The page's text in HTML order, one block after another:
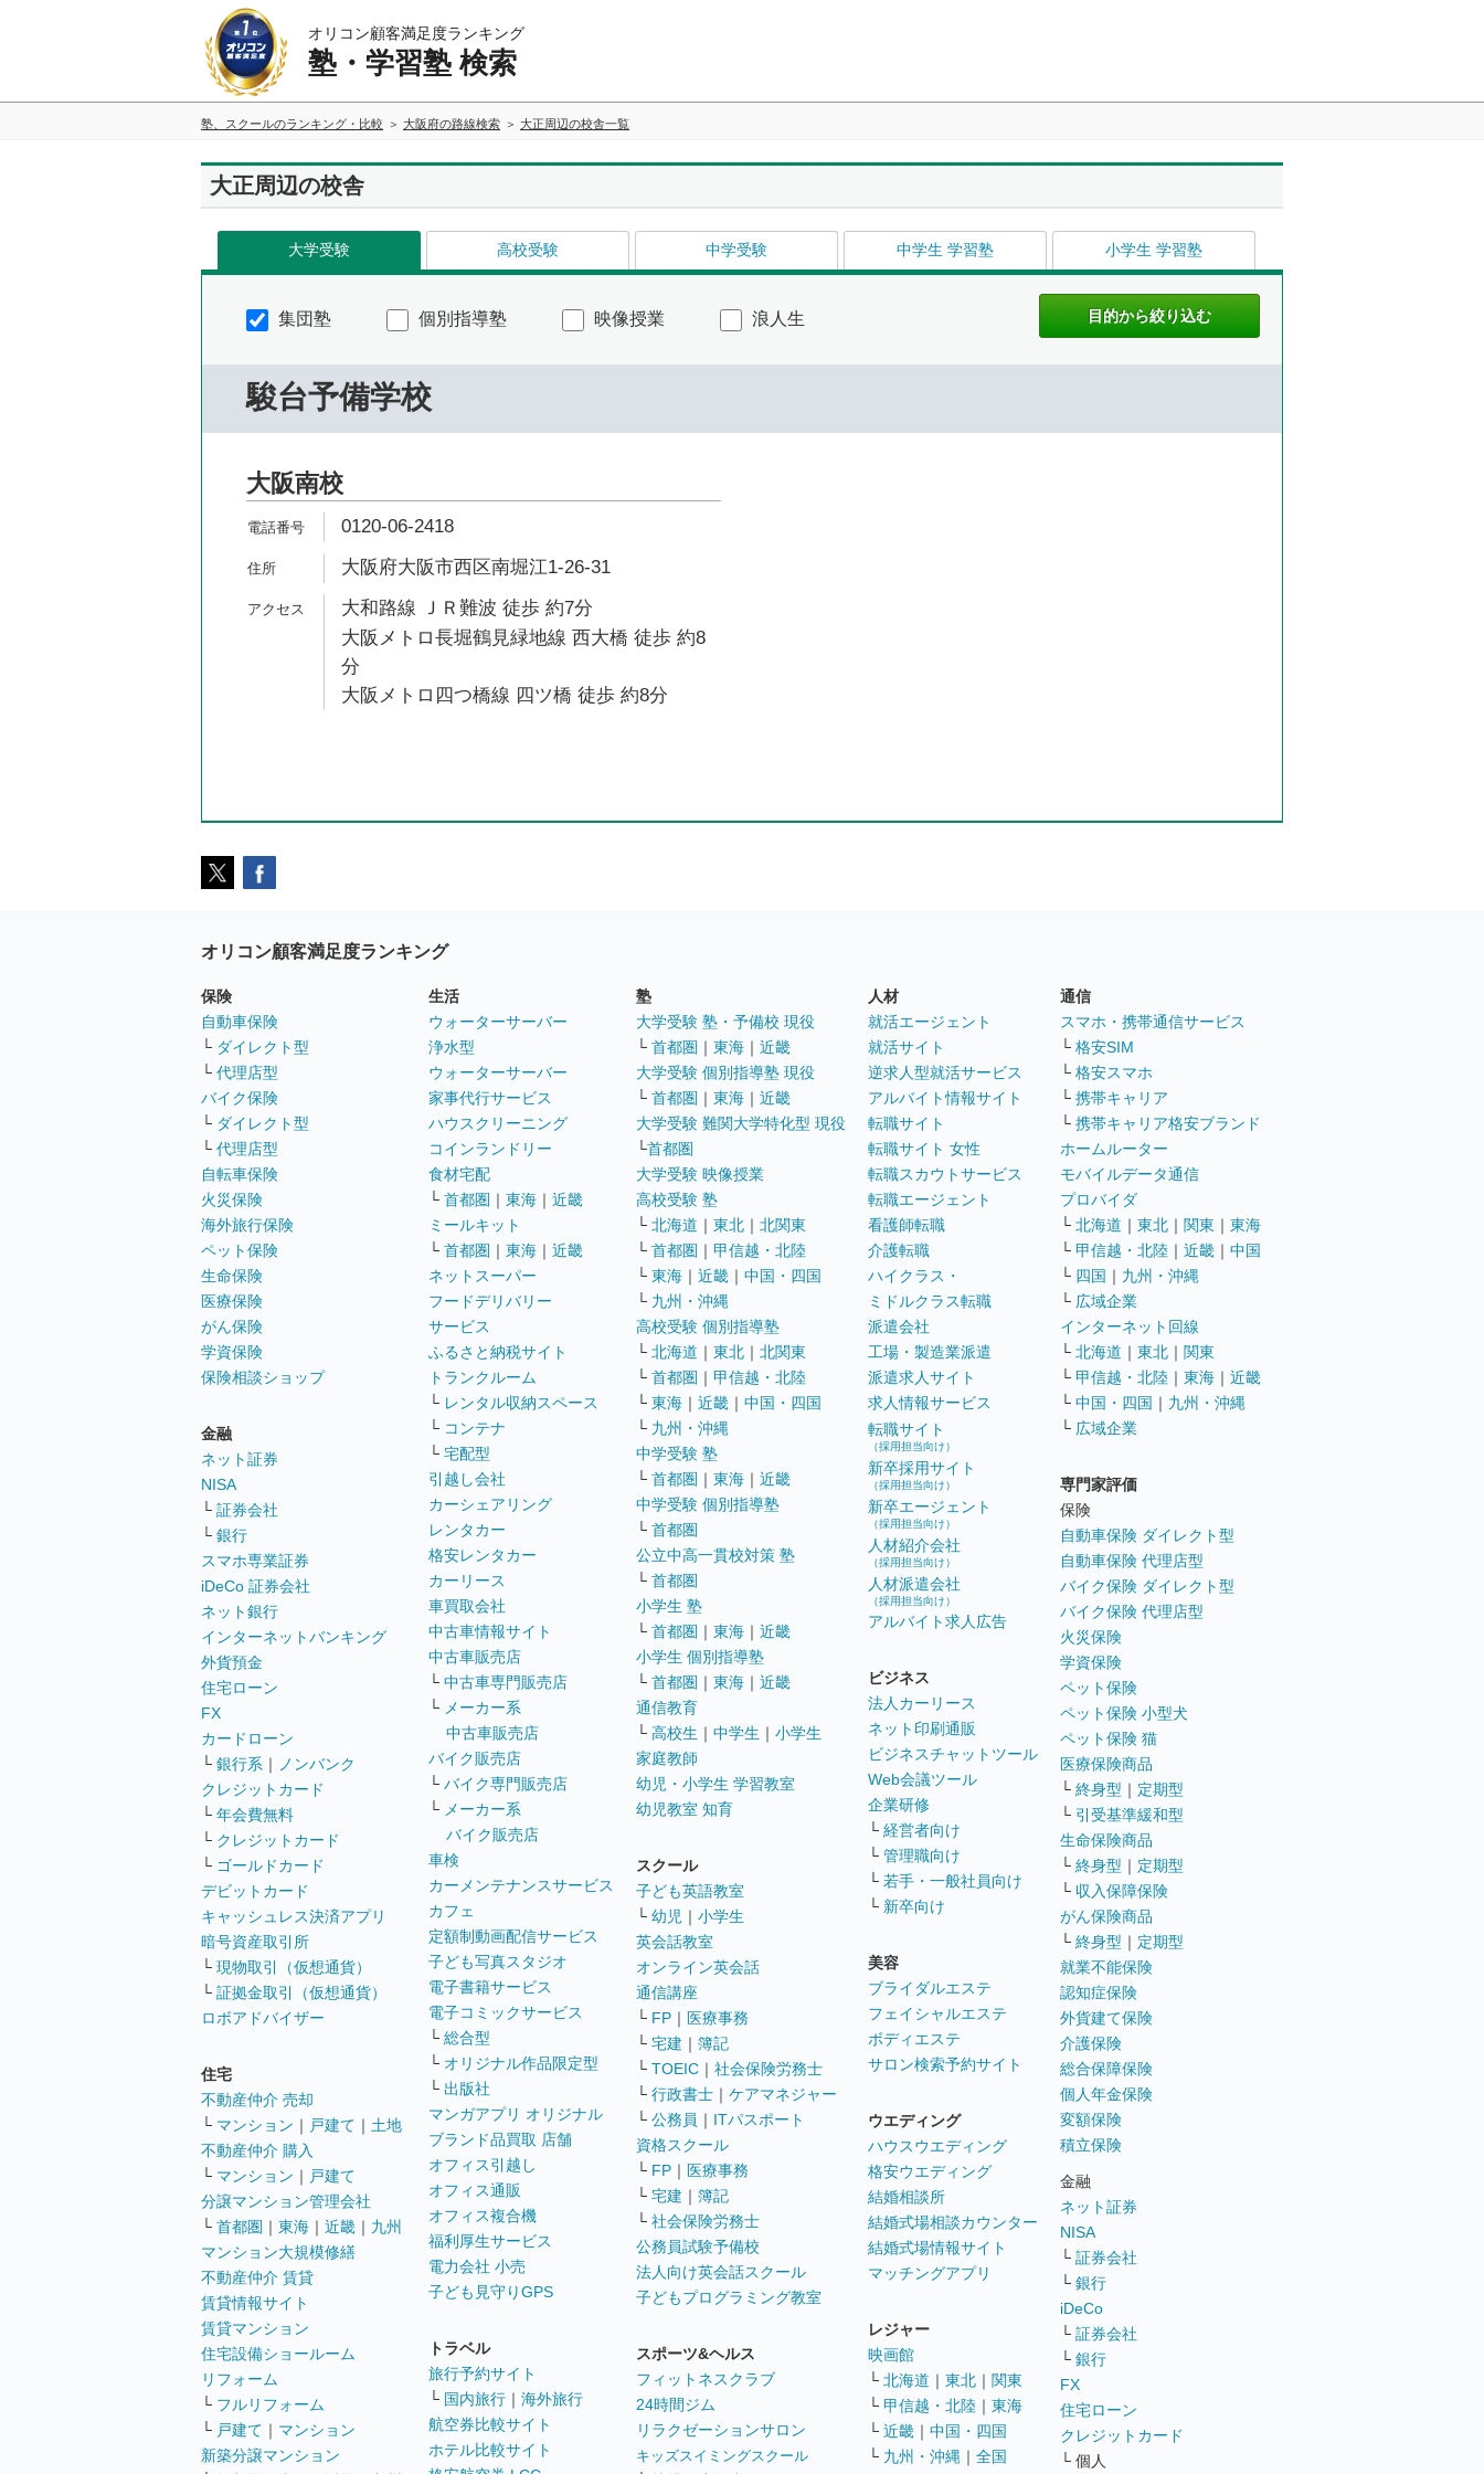
オリコン顧客満足度ランキング
塾・学習塾 検索
塾、スクールのランキング・比較 大阪府の路線検索 大正周辺の校舎一覧
大正周辺の校舎
大学受験 高校受験 中学受験 中学生 学習塾 小学生 学習塾
集団塾 個別指導塾 映像授業 浪人生
駿台予備学校
大阪南校
0120-06-2418
大阪府大阪市西区南堀江1-26-31
大和路線 ＪＲ難波 徒歩 約7分
大阪メトロ長堀鶴見緑地線 西大橋 徒歩 約8
分
大阪メトロ四つ橋線 四ツ橋 徒歩 約8分
オリコン顧客満足度ランキング
保険
自動車保険
└ ダイレクト型
└ 代理店型
バイク保険
└ ダイレクト型
└ 代理店型
自転車保険
火災保険
海外旅行保険
ペット保険
生命保険
医療保険
がん保険
学資保険
保険相談ショップ
金融
ネット証券
NISA
└ 証券会社
└ 銀行
スマホ専業証券
iDeCo 証券会社
ネット銀行
インターネットバンキング
外貨預金
住宅ローン
FX
カードローン
└ 銀行系 ｜
ノンバンク
クレジットカード
└ 年会費無料
└ クレジットカード
└ ゴールドカード
デビットカード
キャッシュレス決済アプリ
暗号資産取引所
└ 現物取引（仮想通貨）
└ 証拠金取引（仮想通貨）
ロボアドバイザー
住宅
不動産仲介 売却
└ マンション ｜ 戸建て ｜ 土地
不動産仲介 購入
└ マンション ｜ 戸建て
分譲マンション管理会社
└ 首都圏 ｜ 東海 ｜ 近畿 ｜ 九州
マンション大規模修繕
不動産仲介 賃貸
賃貸情報サイト
賃貸マンション
住宅設備ショールーム
リフォーム
└ フルリフォーム
└ 戸建て ｜ マンション
新築分譲マンション
生活
ウォーターサーバー
浄水型
ウォーターサーバー
家事代行サービス
ハウスクリーニング
コインランドリー
食材宅配
└ 首都圏 ｜ 東海 ｜ 近畿
ミールキット
└ 首都圏 ｜ 東海 ｜ 近畿
ネットスーパー
フードデリバリー
サービス
ふるさと納税サイト
トランクルーム
└ レンタル収納スペース
└ コンテナ
└ 宅配型
引越し会社
カーシェアリング
レンタカー
格安レンタカー
カーリース
車買取会社
中古車情報サイト
中古車販売店
└ 中古車専門販売店
└ メーカー系
中古車販売店
バイク販売店
└ バイク専門販売店
└ メーカー系
バイク販売店
車検
カーメンテナンスサービス
カフェ
定額制動画配信サービス
子ども写真スタジオ
電子書籍サービス
電子コミックサービス
└ 総合型
└ オリジナル作品限定型
└ 出版社
マンガアプリ オリジナル
ブランド品買取 店舗
オフィス引越し
オフィス通販
オフィス複合機
福利厚生サービス
電力会社 小売
子ども見守りGPS
トラベル
旅行予約サイト
└ 国内旅行 ｜ 海外旅行
航空券比較サイト
ホテル比較サイト
塾
大学受験 塾・予備校 現役
└ 首都圏 ｜ 東海 ｜ 近畿
大学受験 個別指導塾 現役
└ 首都圏 ｜ 東海 ｜ 近畿
大学受験 難関大学特化型 現役
└首都圏
大学受験 映像授業
高校受験 塾
└ 北海道 ｜ 東北 ｜ 北関東
└ 首都圏 ｜ 甲信越・北陸
└ 東海 ｜ 近畿 ｜ 中国・四国
└ 九州・沖縄
高校受験 個別指導塾
└ 北海道 ｜ 東北 ｜ 北関東
└ 首都圏 ｜ 甲信越・北陸
└ 東海 ｜ 近畿 ｜ 中国・四国
└ 九州・沖縄
中学受験 塾
└ 首都圏 ｜ 東海 ｜ 近畿
中学受験 個別指導塾
└ 首都圏
公立中高一貫校対策 塾
└ 首都圏
小学生 塾
└ 首都圏 ｜ 東海 ｜ 近畿
小学生 個別指導塾
└ 首都圏 ｜ 東海 ｜ 近畿
通信教育
└ 高校生 ｜ 中学生 ｜ 小学生
家庭教師
幼児・小学生 学習教室
幼児教室 知育
スクール
子ども英語教室
└ 幼児 ｜ 小学生
英会話教室
オンライン英会話
通信講座
└ FP ｜ 医療事務
└ 宅建 ｜ 簿記
└ TOEIC ｜ 社会保険労務士
└ 行政書士 ｜ ケアマネジャー
└ 公務員 ｜ ITパスポート
資格スクール
└ FP ｜ 医療事務
└ 宅建 ｜ 簿記
└ 社会保険労務士
公務員試験予備校
法人向け英会話スクール
子どもプログラミング教室
スポーツ&ヘルス
フィットネスクラブ
24時間ジム
リラクゼーションサロン
キッズスイミングスクール
人材
就活エージェント
就活サイト
逆求人型就活サービス
アルバイト情報サイト
転職サイト
転職サイト 女性
転職スカウトサービス
転職エージェント
看護師転職
介護転職
ハイクラス・
ミドルクラス転職
派遣会社
工場・製造業派遣
派遣求人サイト
求人情報サービス
転職サイト
（採用担当向け）
新卒採用サイト
（採用担当向け）
新卒エージェント
（採用担当向け）
人材紹介会社
（採用担当向け）
人材派遣会社
（採用担当向け）
アルバイト求人広告
ビジネス
法人カーリース
ネット印刷通販
ビジネスチャットツール
Web会議ツール
企業研修
└ 経営者向け
└ 管理職向け
└ 若手・一般社員向け
└ 新卒向け
美容
ブライダルエステ
フェイシャルエステ
ボディエステ
サロン検索予約サイト
ウエディング
ハウスウエディング
格安ウエディング
結婚相談所
結婚式場相談カウンター
結婚式場情報サイト
マッチングアプリ
レジャー
映画館
└ 北海道 ｜ 東北 ｜ 関東
└ 甲信越・北陸 ｜ 東海
└ 近畿 ｜ 中国・四国
└ 九州・沖縄 ｜ 全国
通信
スマホ・携帯通信サービス
└ 格安SIM
└ 格安スマホ
└ 携帯キャリア
└ 携帯キャリア格安ブランド
ホームルーター
モバイルデータ通信
プロバイダ
└ 北海道 ｜ 東北 ｜ 関東 ｜ 東海
└ 甲信越・北陸 ｜ 近畿 ｜ 中国
└ 四国 ｜ 九州・沖縄
└ 広域企業
インターネット回線
└ 北海道 ｜ 東北 ｜ 関東
└ 甲信越・北陸 ｜ 東海 ｜ 近畿
└ 中国・四国 ｜ 九州・沖縄
└ 広域企業
専門家評価
保険
自動車保険 ダイレクト型
自動車保険 代理店型
バイク保険 ダイレクト型
バイク保険 代理店型
火災保険
学資保険
ペット保険
ペット保険 小型犬
ペット保険 猫
医療保険商品
└ 終身型 ｜ 定期型
└ 引受基準緩和型
生命保険商品
└ 終身型 ｜ 定期型
└ 収入保障保険
がん保険商品
└ 終身型 ｜ 定期型
就業不能保険
認知症保険
外貨建て保険
介護保険
総合保障保険
個人年金保険
変額保険
積立保険
金融
ネット証券
NISA
└ 証券会社
└ 銀行
iDeCo
└ 証券会社
└ 銀行
FX
住宅ローン
クレジットカード
└ 個人